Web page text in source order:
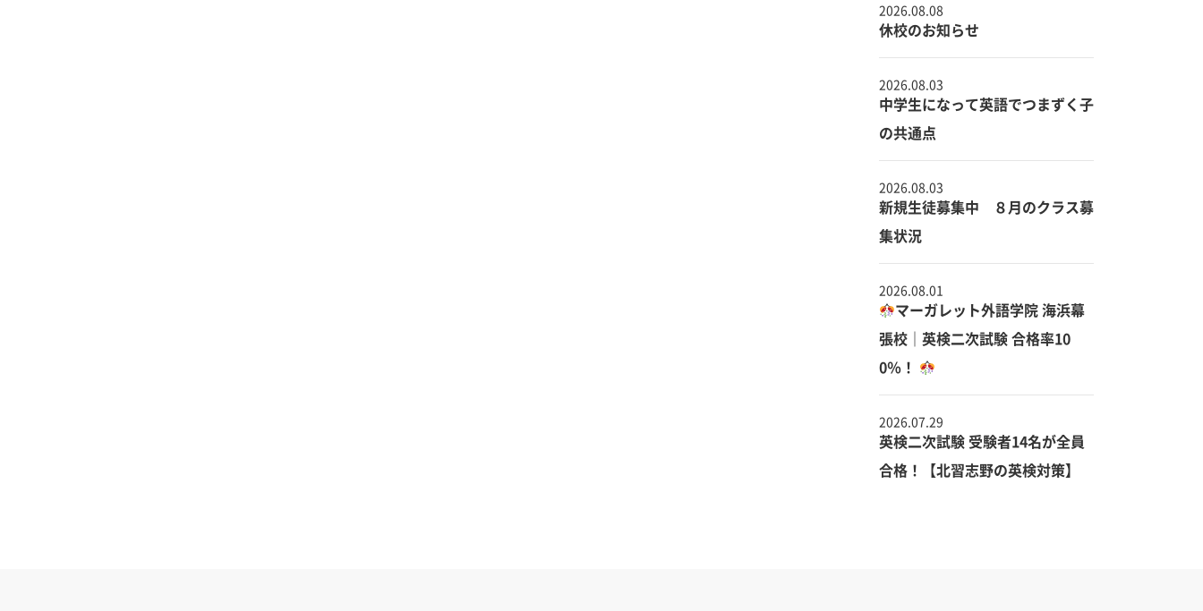
休校のお知らせ
2026.08.08
中学生になって英語でつまずく子
の共通点
2026.08.03
新規生徒募集中 ８月のクラス募
集状況
2026.08.03
マーガレット外語学院 海浜幕
張校｜英検二次試験 合格率10
0％！
2026.08.01
英検二次試験 受験者14名が全員
合格！【北習志野の英検対策】
2026.07.29